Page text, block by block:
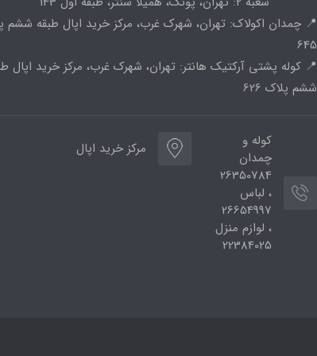
📍 چمدان اکولاک: تهران، شهرک غرب، مرکز خرید اپال طبقه ششم
645
📍 کوله پشتی آرکتیک هانتر: تهران، شهرک غرب، مرکز خرید اپال
ششم پلاک 626
کوله و
چمدان
26350784
، لباس
26654997
، لوازم منزل
22384025
مرکز خرید اپال